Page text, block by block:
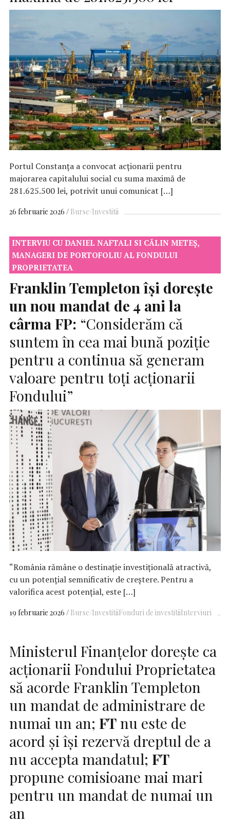
Portul Constanța a convocat acționarii pentru
majorarea capitalului social cu suma maximă de
281.625.500 lei, potrivit unui comunicat […]
26 februarie 2026 Burse/Investitii
INTERVIU CU DANIEL NAFTALI SI CĂLIN METEȘ,
MANAGERI DE PORTOFOLIU AL FONDULUI
PROPRIETATEA
Franklin Templeton își dorește
un nou mandat de 4 ani la
cârma FP: “Considerăm că
suntem în cea mai bună poziție
pentru a continua să generam
valoare pentru toți acționarii
Fondului”
“România rămâne o destinație investițională atractivă,
cu un potențial semnificativ de creștere. Pentru a
valorifica acest potențial, este […]
19 februarie 2026 Burse/InvestitiiFonduri de investitiiInterviuri
Ministerul Finanțelor dorește ca
acționarii Fondului Proprietatea
să acorde Franklin Templeton
un mandat de administrare de
numai un an; FTnu este de
acord și își rezervă dreptul de a
nu accepta mandatul; FT
propune comisioane mai mari
pentru un mandat de numai un
an